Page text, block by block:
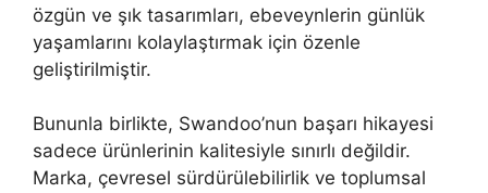
özgün ve şık tasarımları, ebeveynlerin günlük
yaşamlarını kolaylaştırmak için özenle
geliştirilmiştir.
Bununla birlikte, Swandoo’nun başarı hikayesi
sadece ürünlerinin kalitesiyle sınırlı değildir.
Marka, çevresel sürdürülebilirlik ve toplumsal